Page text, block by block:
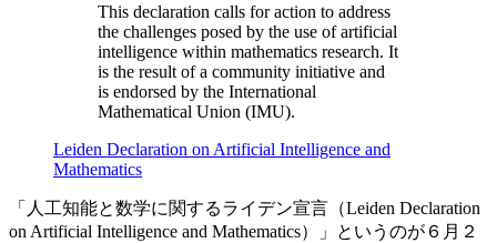
This declaration calls for action to address
the challenges posed by the use of artificial
intelligence within mathematics research. It
is the result of a community initiative and
is endorsed by the International
Mathematical Union (IMU).
Leiden Declaration on Artificial Intelligence and
Mathematics
「人工知能と数学に関するライデン宣言（Leiden Declaration
on Artificial Intelligence and Mathematics）」というのが６月２